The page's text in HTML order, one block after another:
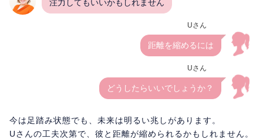
注力してもいいかもしれません
Uさん
距離を縮めるには
Uさん
どうしたらいいでしょうか？
今は足踏み状態でも、未来は明るい兆しがあります。
Uさんの工夫次第で、彼と距離が縮められるかもしれません。